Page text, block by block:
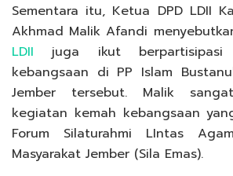
Sementara itu, Ketua DPD LDII
Akhmad Malik Afandi
LDII juga ikut berpartisipasi
kebangsaan di PP Islam
Jember tersebut. Malik
kegiatan kemah kebangsaan
Forum Silaturahmi LIntas
Masyarakat Jember (Sila Emas).